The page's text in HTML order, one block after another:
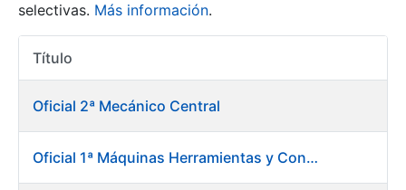
Mostrar/Ocultar
Mostrar/Ocultar
selectivas. Más información.
Título
Oficial 2ª Mecánico Central
Oficial 1ª Máquinas Herramientas y Control Numérico